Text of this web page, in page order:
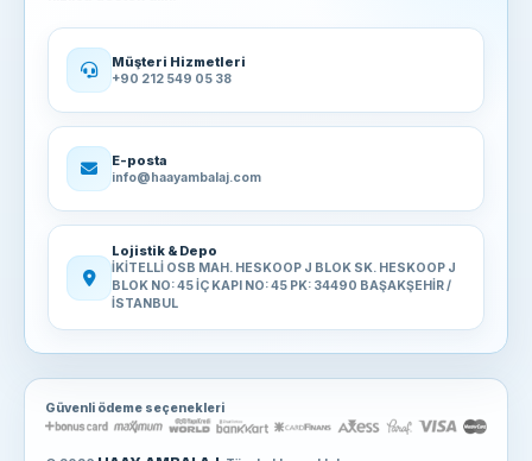
Müşteri Hizmetleri
+90 212 549 05 38
E-posta
info@haayambalaj.com
Lojistik & Depo
İKİTELLİ OSB MAH. HESKOOP J BLOK SK. HESKOOP J
BLOK NO: 45 İÇ KAPI NO: 45 PK: 34490 BAŞAKŞEHİR /
İSTANBUL
Güvenli ödeme seçenekleri